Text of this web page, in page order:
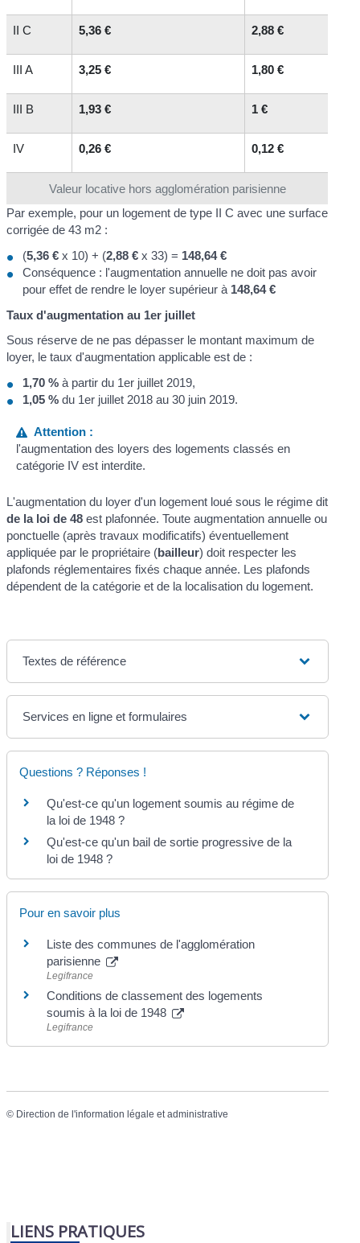
Valeur locative hors agglomération parisienne
II C 5,36 € 2,88 €
III A 3,25 € 1,80 €
III B 1,93 € 1 €
IV 0,26 € 0,12 €
Par exemple, pour un logement de type II C avec une surface
corrigée de 43 m2 :
(5,36 € x 10) + (2,88 € x 33) = 148,64 €
Conséquence : l'augmentation annuelle ne doit pas avoir
pour effet de rendre le loyer supérieur à 148,64 €
Taux d'augmentation au 1er juillet
Sous réserve de ne pas dépasser le montant maximum de
loyer, le taux d'augmentation applicable est de :
1,70 % à partir du 1er juillet 2019,
1,05 % du 1er juillet 2018 au 30 juin 2019.
Attention :
l'augmentation des loyers des logements classés en
catégorie IV est interdite.
L'augmentation du loyer d'un logement loué sous le régime dit
de la loi de 48 est plafonnée. Toute augmentation annuelle ou
ponctuelle (après travaux modificatifs) éventuellement
appliquée par le propriétaire (bailleur) doit respecter les
plafonds réglementaires fixés chaque année. Les plafonds
dépendent de la catégorie et de la localisation du logement.
Textes de référence
Services en ligne et formulaires
Questions ? Réponses !
Qu'est-ce qu'un logement soumis au régime de
la loi de 1948 ?
Qu'est-ce qu'un bail de sortie progressive de la
loi de 1948 ?
Pour en savoir plus
Liste des communes de l'agglomération
parisienne
Legifrance
Conditions de classement des logements
soumis à la loi de 1948
Legifrance
© Direction de l'information légale et administrative
LIENS PRATIQUES